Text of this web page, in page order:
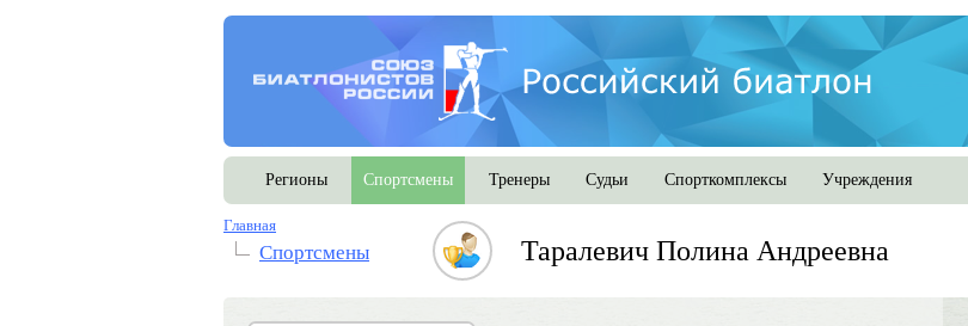
Регионы Спортсмены Тренеры Судьи Спорткомплексы Учреждения
Главная
Спортсмены Таралевич Полина Андреевна